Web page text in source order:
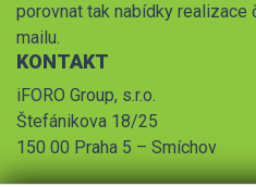
porovnat tak nabídky realizace
mailu.
KONTAKT
iFORO Group, s.r.o.
Štefánikova 18/25
150 00 Praha 5 – Smíchov